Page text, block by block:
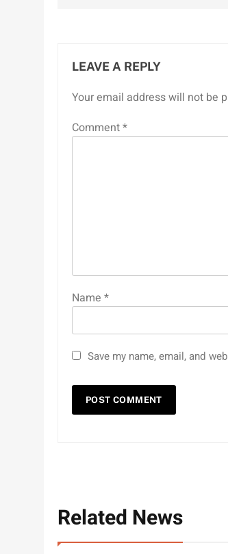
LEAVE A REPLY
Your email address will not be
Comment*
Name *
Save my name, email, and
Related News